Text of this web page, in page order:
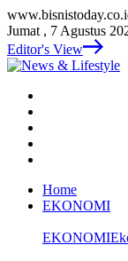
Jumat , 7 Agustus
Editor's View
Home
EKONOMI
EKONOMI